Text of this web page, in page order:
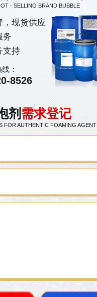
剂 需求登记
FOR AUTHENTIC FOAMING AGENT
- SELLING BRAND BUBBLE
，现货供应
务
支持
：
8526